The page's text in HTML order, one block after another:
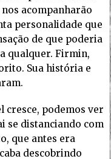
acompanharão
personalidade que
de que poderia
qualquer. Firmin,
Sua história e
cresce, podemos ver
se distanciando com
que antes era
descobrindo